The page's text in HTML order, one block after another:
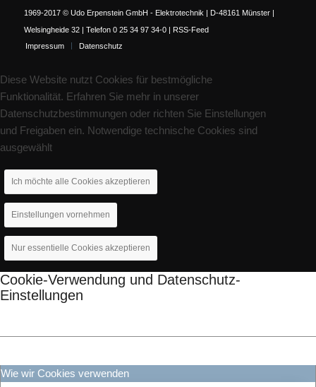
1969-2017 © Udo Erpenstein GmbH - Elektrotechnik | D-48161 Münster |
Welsingheide 32 | Telefon 0 25 34 97 34-0 | RSS-Feed
Impressum
Datenschutz
Diese Website nutzt Cookies für bestmögliche
Funktionalität. Erfahren Sie mehr in unserer
Datenschutzbestimmungen oder richten Sie Einstellungen
und Freigaben ein. Notwendige technische Cookies sind
ausgewählt
Ich möchte alle Cookies akzeptieren
Einstellungen vornehmen
Nur essentielle Cookies akzeptieren
Cookie-Verwendung und Datenschutz-
Einstellungen
Wie wir Cookies verwenden